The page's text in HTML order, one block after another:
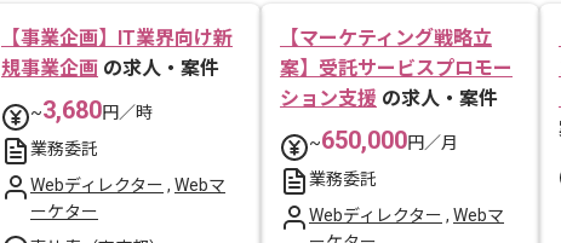
【事業企画】IT業界向け新
規事業企画 の求人・案件
~3,680円／時
業務委託
Webディレクター , Webマ
ーケター
【マーケティング戦略立
案】受託サービスプロモー
ション支援 の求人・案件
~650,000円／月
業務委託
Webディレクター , Webマ